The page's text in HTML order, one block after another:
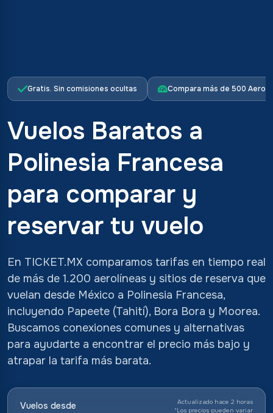
Gratis. Sin comisiones ocultas Compara más de 500
Vuelos Baratos a
Polinesia Francesa
para comparar y
reservar tu vuelo
En TICKET.MX comparamos tarifas en tiempo real
de más de 1.200 aerolíneas y sitios de reserva que
vuelan desde México a Polinesia Francesa,
incluyendo Papeete (Tahití), Bora Bora y Moorea.
Buscamos conexiones comunes y alternativas
para ayudarte a encontrar el precio más bajo y
atrapar la tarifa más barata.
Vuelos desde
Actualizado hace 2 horas
*Los precios pueden variar